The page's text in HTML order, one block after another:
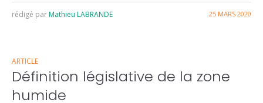
25 MARS 2020
rédigé parMathieu LABRANDE
ARTICLE
Définition législative de la zone
humide